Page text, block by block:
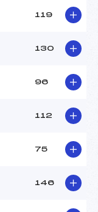
119
130
96
112
75
146